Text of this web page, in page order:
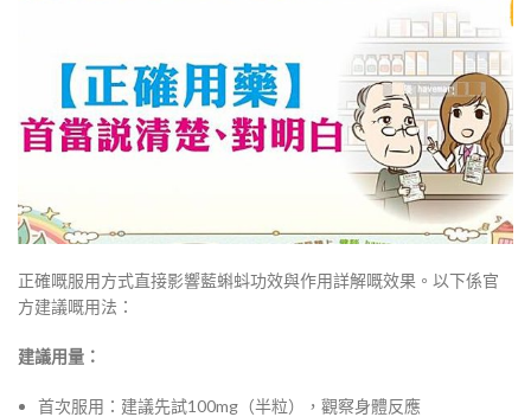
正確嘅服用方式直接影響藍蝌蚪功效與作用詳解嘅效果。以下係官
方建議嘅用法：
建議用量：
首次服用：建議先試100mg（半粒），觀察身體反應